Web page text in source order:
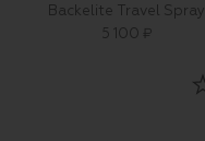
Backelite Travel Spray
5 100 ₽